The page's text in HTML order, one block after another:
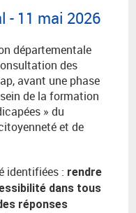
- 11 mai 2026
départementale
des
avant une phase
de la formation
» du
et de
identifiées : rendre
dans tous
réponses